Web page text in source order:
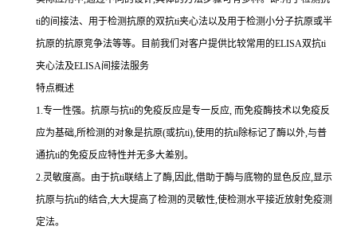
ti的间接法、用于检测抗原的双抗ti夹心法以及用于检测小分子抗原或半
抗原的抗原竞争法等等。目前我们对客户提供比较常用的ELISA双抗ti
夹心法及ELISA间接法服务
特点概述
1.专一性强。抗原与抗ti的免疫反应是专一反应, 而免疫酶技术以免疫反
应为基础,所检测的对象是抗原(或抗ti),使用的抗ti除标记了酶以外,与普
通抗ti的免疫反应特性并无多大差别。
2.灵敏度高。由于抗ti联结上了酶,因此,借助于酶与底物的显色反应,显示
抗原与抗ti的结合,大大提高了检测的灵敏性,使检测水平接近放射免疫测
定法。